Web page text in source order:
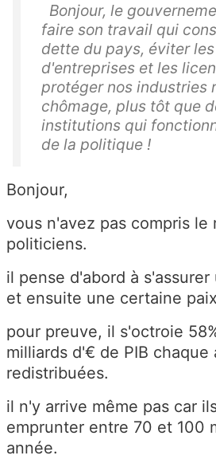
Bonjour, le
faire son travail qui
dette du pays, éviter
d'entreprises et les
protéger nos industries
chômage, plus tôt que
institutions qui
de la politique !
Bonjour,
vous n'avez pas compris le
politiciens.
il pense d'abord à
et ensuite une certaine
pour preuve, il s'octroie
milliards d'€ de PIB chaque
redistribuées.
il n'y arrive même pas car
emprunter entre 70 et 100
année.